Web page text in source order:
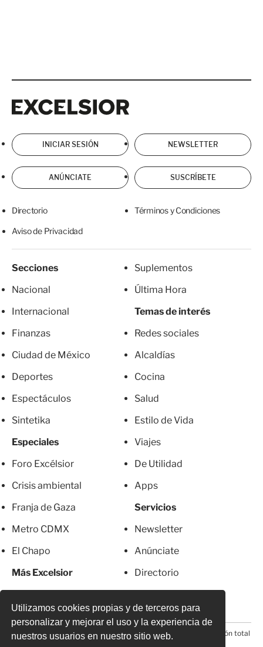
Utilizamos cookies propias y de terceros para
personalizar y mejorar el uso y la experiencia de
nuestros usuarios en nuestro sitio web.
INICIAR SESIÓN NEWSLETTER
ANÚNCIATE SUSCRÍBETE
Directorio Términos y Condiciones
Aviso de Privacidad
Secciones
Nacional
Internacional
Finanzas
Ciudad de México
Deportes
Espectáculos
Sintetika
Especiales
Foro Excélsior
Crisis ambiental
Franja de Gaza
Metro CDMX
El Chapo
Más Excelsior
Suplementos
Última Hora
Temas de interés
Redes sociales
Alcaldías
Cocina
Salud
Estilo de Vida
Viajes
De Utilidad
Apps
Servicios
Newsletter
Anúnciate
Directorio
© 2026 Todos los derechos reservados. Prohibida la reproducción total
o parcial, incluyendo cualquier medio electrónico*